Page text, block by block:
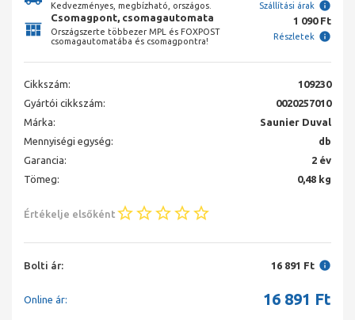
Kedvezményes, megbízható, országos. Szállítási árak
Csomagpont, csomagautomata
Országszerte többezer MPL és FOXPOST
csomagautomatába és csomagpontra!
1 090 Ft
Részletek
Cikkszám:
109230
Gyártói cikkszám:
0020257010
Márka:
Saunier Duval
Mennyiségi egység:
db
Garancia:
2 év
Tömeg:
0,48 kg
Értékelje elsőként
Bolti ár: 16 891 Ft
Online ár: 16 891 Ft